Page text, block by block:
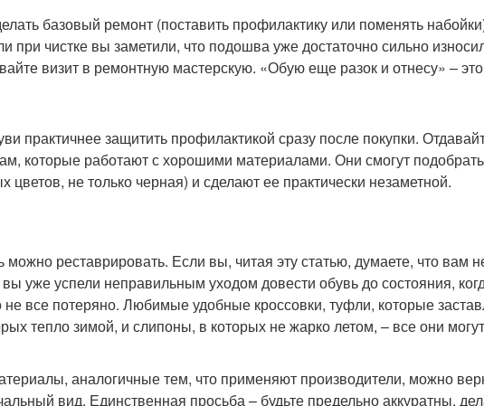
базовый ремонт (поставить профилактику или поменять
при чистке вы заметили, что подошва уже достаточно сильно
визит в ремонтную мастерскую. «Обую еще разок и отнесу» –
практичнее защитить профилактикой сразу после покупки.
которые работают с хорошими материалами. Они смогут
цветов, не только черная) и сделают ее практически незаметной.
можно реставрировать. Если вы, читая эту статью, думаете, что вам
уже успели неправильным уходом довести обувь до состояния,
не все потеряно. Любимые удобные кроссовки, туфли, которые
тепло зимой, и слипоны, в которых не жарко летом, – все они
аналогичные тем, что применяют производители, можно
вид. Единственная просьба – будьте предельно аккуратны,